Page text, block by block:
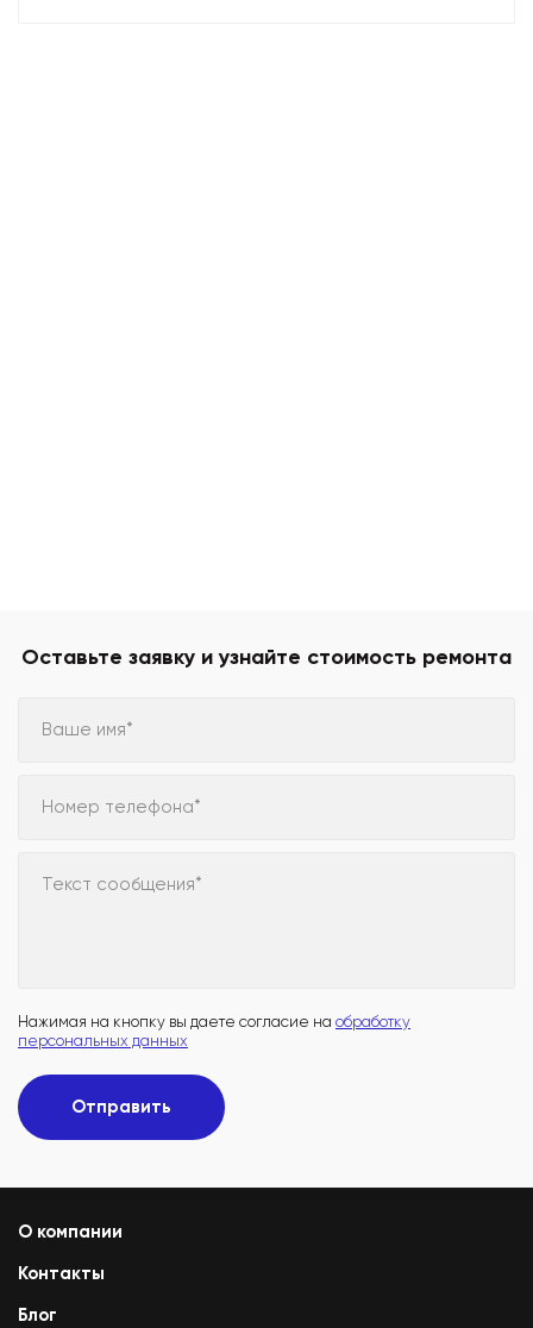
Оставьте заявку и узнайте стоимость ремонта
Ваше имя*
Номер телефона*
Текст сообщения*
Нажимая на кнопку вы даете согласие на обработку
персональных данных
Отправить
О компании
Контакты
Блог